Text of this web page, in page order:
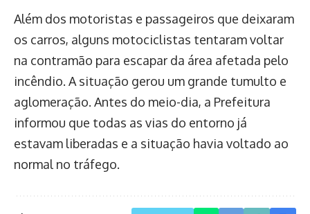
Além dos motoristas e passageiros que deixaram
os carros, alguns motociclistas tentaram voltar
na contramão para escapar da área afetada pelo
incêndio. A situação gerou um grande tumulto e
aglomeração. Antes do meio-dia, a Prefeitura
informou que todas as vias do entorno já
estavam liberadas e a situação havia voltado ao
normal no tráfego.